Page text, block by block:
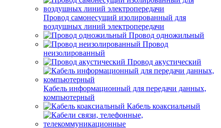
Провод самонесущий изолированный для
воздушных линий электропередачи
Провод одножильный
Провод
неизолированный
Провод акустический
Кабель информационный для передачи данных,
компьютерный
Кабель коаксиальный